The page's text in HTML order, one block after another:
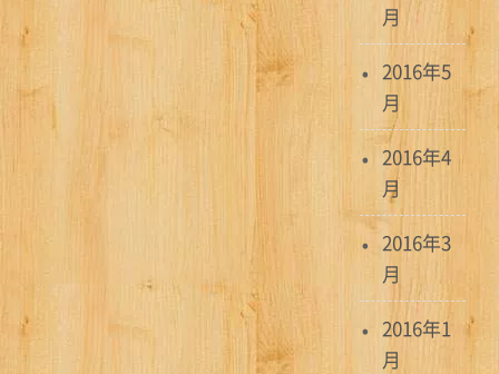
月
2016年5
月
2016年4
月
2016年3
月
2016年1
月